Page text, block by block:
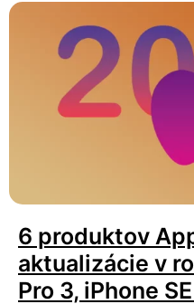
6 produktov
aktualizácie v
Pro 3, iPhone